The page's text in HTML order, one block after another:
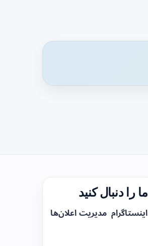
ما را دنبال کنید
اینستاگرام مدیریت اعلان‌ها